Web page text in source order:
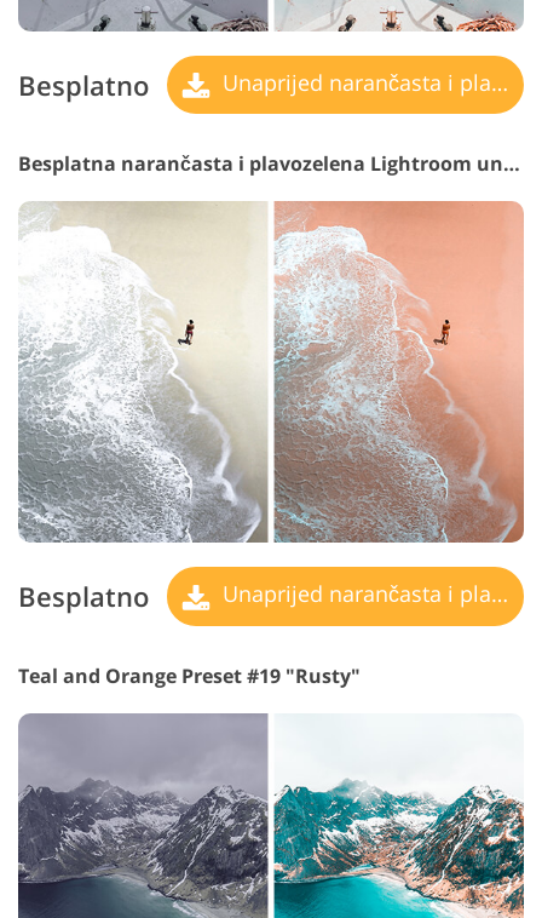
Besplatno Unaprijed narančasta i plavozelena
Besplatna narančasta i plavozelena Lightroom unaprijed postavljena #18 "Oscar"
Besplatno Unaprijed narančasta i plavozelena
Teal and Orange Preset #19 "Rusty"